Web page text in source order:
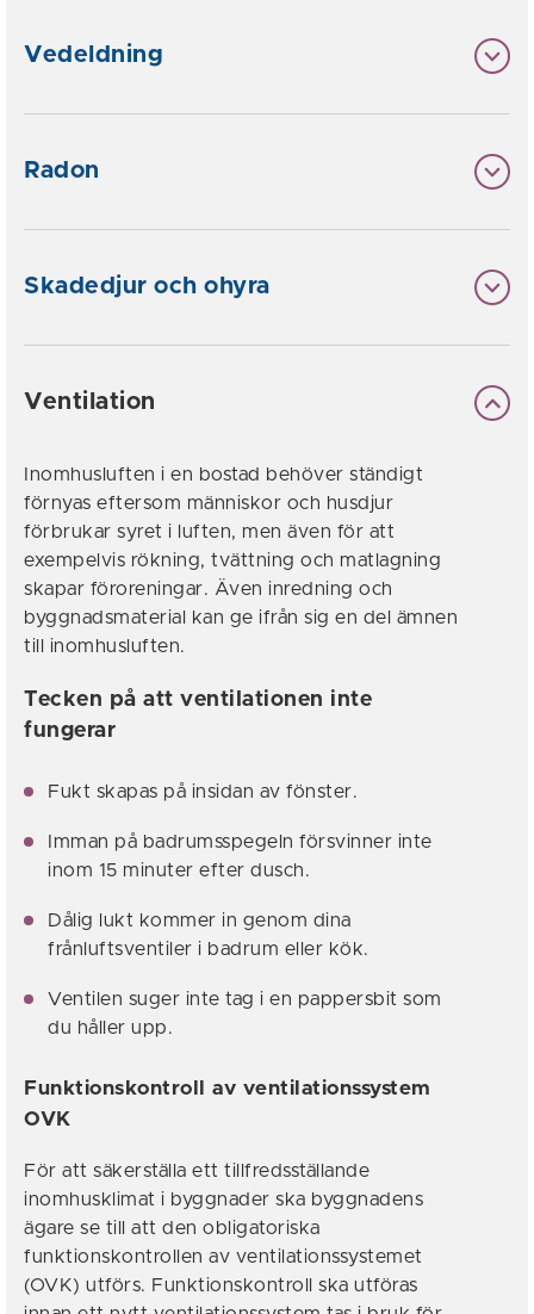
Vedeldning
Radon
Skadedjur och ohyra
Ventilation
Inomhusluften i en bostad behöver ständigt
förnyas eftersom människor och husdjur
förbrukar syret i luften, men även för att
exempelvis rökning, tvättning och matlagning
skapar föroreningar. Även inredning och
byggnadsmaterial kan ge ifrån sig en del ämnen
till inomhusluften.
Tecken på att ventilationen inte
fungerar
Fukt skapas på insidan av fönster.
Imman på badrumsspegeln försvinner inte
inom 15 minuter efter dusch.
Dålig lukt kommer in genom dina
frånluftsventiler i badrum eller kök.
Ventilen suger inte tag i en pappersbit som
du håller upp.
Funktionskontroll av ventilationssystem
OVK
För att säkerställa ett tillfredsställande
inomhusklimat i byggnader ska byggnadens
ägare se till att den obligatoriska
funktionskontrollen av ventilationssystemet
(OVK) utförs. Funktionskontroll ska utföras